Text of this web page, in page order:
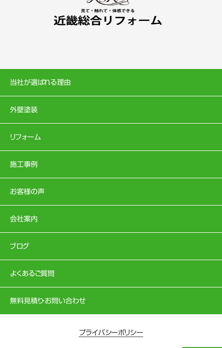
当社が選ばれる理由
外壁塗装
リフォーム
施工事例
お客様の声
会社案内
ブログ
よくあるご質問
無料見積り・お問い合わせ
プライバシーポリシー